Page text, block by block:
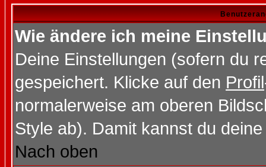
Wie ändere ich meine
Deine Einstellungen (sofern du
gespeichert. Klicke auf den Profil
normalerweise am oberen
Style ab). Damit kannst du
Nach oben